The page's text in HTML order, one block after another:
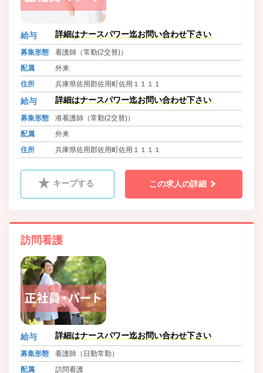
給与 詳細はナースパワー迄お問い合わせ下さい
募集形態
看護師（常勤(2交替)）
配属
外来
住所
兵庫県佐用郡佐用町佐用１１１１
給与 詳細はナースパワー迄お問い合わせ下さい
募集形態
准看護師（常勤(2交替)）
配属
外来
住所
兵庫県佐用郡佐用町佐用１１１１
キープする この求人の詳細
訪問看護
給与 詳細はナースパワー迄お問い合わせ下さい
募集形態
看護師（日勤常勤）
配属
訪問看護